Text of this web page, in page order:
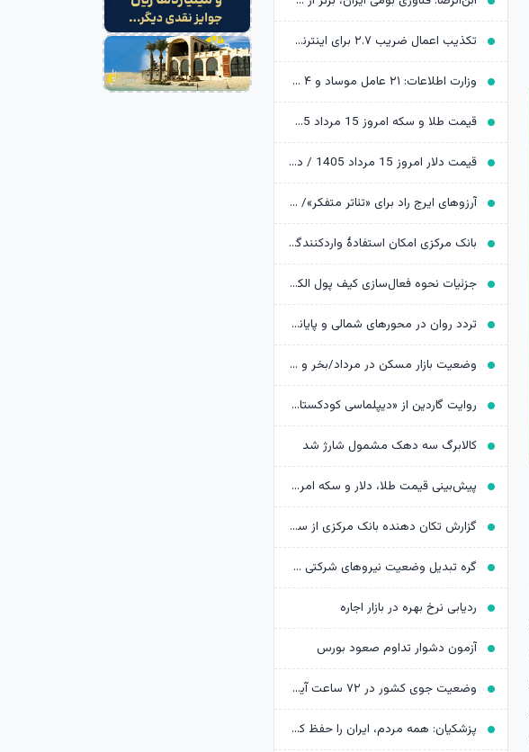
تکذیب اعمال ضریب ۲.۷ برای اینترنت بین‌الملل از سوی سازمان تنظیم مقررات
وزارت اطلاعات: ۲۱ عامل موساد و ۴ عضو باندهای مسلح بازداشت شدند
قیمت طلا و سکه امروز 15 مرداد 1405/ فرمان بازار طلا به دست اونس جهانی افتاد
قیمت دلار امروز 15 مرداد 1405 / دلار ۴ هزار تومان ریخت
آرزوهای ایرج راد برای «تئاتر متفکر»/ «آبجی‌ها و آقاجان» روی صحنه می‌رود
بانک مرکزی امکان استفادۀ واردکنندگان دارو از اوراق گام را تا پایان امسال تمدید کرد
جزئیات نحوه فعال‌سازی کیف پول الکترونیک
تردد روان در محورهای شمالی و پایانه‌های مرزی اربعین
وضعیت بازار مسکن در مرداد/بخر و بفروش‌ها دست از کار کشیدند
روایت گاردین از «دیپلماسی کودکستانی» ترامپ در برابر ایران
کالابرگ سه دهک مشمول شارژ شد
پیش‌بینی قیمت طلا، دلار و سکه امروز 15 مرداد 1405/ بازار منتظر مذاکرات تنگه هرمز
گزارش تکان‌ دهنده بانک مرکزی از سفره ایرانی‌ها؛ تورم چگونه فقرا را فقیرتر کرد؟
گره تبدیل وضعیت نیروهای شرکتی / قانون مانع است یا پیمانکاران؟
ردیابی نرخ بهره در بازار اجاره
آزمون دشوار تداوم صعود بورس
وضعیت جوی کشور در ۷۲ ساعت آینده؛ موج بارش‌های تابستانه در راه ۱۱ استان
پزشکیان: همه مردم، ایران را حفظ کردند/ بودن رهبر انقلاب قوت قلب بالایی برای ماست